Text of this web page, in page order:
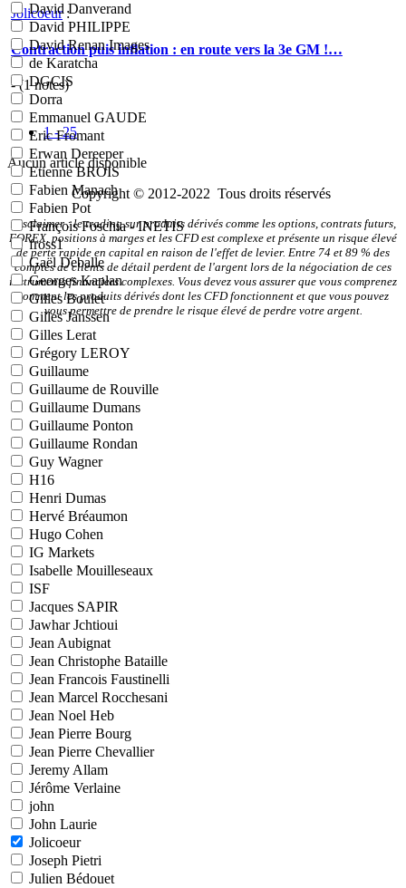
David Danverand
David PHILIPPE
David Renan Images
de Karatcha
DGCIS
Dorra
Emmanuel GAUDE
Eric Fromant
Erwan Dereeper
Etienne BROIS
Fabien Manach
Fabien Pot
François Foschia - INETIS
fross1
Gaël Deballe
Georges Kaplan
Gilles Boulet
Gilles Janssen
Gilles Lerat
Grégory LEROY
Guillaume
Guillaume de Rouville
Guillaume Dumans
Guillaume Ponton
Guillaume Rondan
Guy Wagner
H16
Henri Dumas
Hervé Bréaumon
Hugo Cohen
IG Markets
Isabelle Mouilleseaux
ISF
Jacques SAPIR
Jawhar Jchtioui
Jean Aubignat
Jean Christophe Bataille
Jean Francois Faustinelli
Jean Marcel Rocchesani
Jean Noel Heb
Jean Pierre Bourg
Jean Pierre Chevallier
Jeremy Allam
Jérôme Verlaine
john
John Laurie
Jolicoeur
Joseph Pietri
Julien Bédouet
Jolicoeur:
Contraction puis inflation : en route vers la 3e GM !…
- (1notes)
1 - 25
Aucun article disponible
Copyright © 2012-2022 Tous droits réservés
Disclaimer : le trading sur produits dérivés comme les options, contrats futurs,
FOREX, positions à marges et les CFD est complexe et présente un risque élevé
de perte rapide en capital en raison de l'effet de levier. Entre 74 et 89 % des
comptes de clients de détail perdent de l'argent lors de la négociation de ces
instruments financiers complexes. Vous devez vous assurer que vous comprenez
comment les produits dérivés dont les CFD fonctionnent et que vous pouvez
vous permettre de prendre le risque élevé de perdre votre argent.